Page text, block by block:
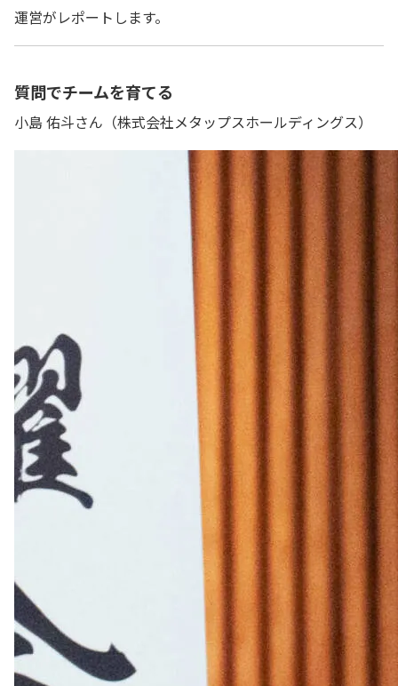
運営がレポートします。
質問でチームを育てる
小島 佑斗さん（株式会社メタップスホールディングス）